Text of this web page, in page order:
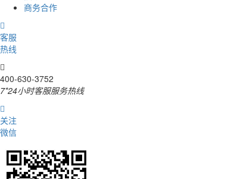
商务合作

客服
热线

400-630-3752
7*24小时客服服务热线

关注
微信